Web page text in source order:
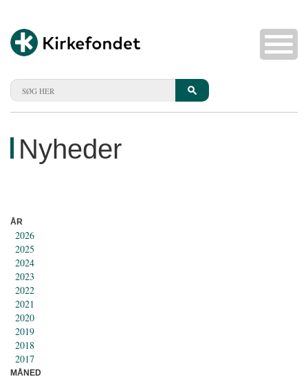
Nyheder
ÅR
2026
2025
2024
2023
2022
2021
2020
2019
2018
2017
MÅNED